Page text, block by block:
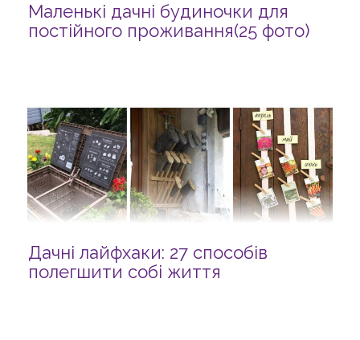
Маленькі дачні будиночки для
постійного проживання(25 фото)
Дачні лайфхаки: 27 способів
полегшити собі життя